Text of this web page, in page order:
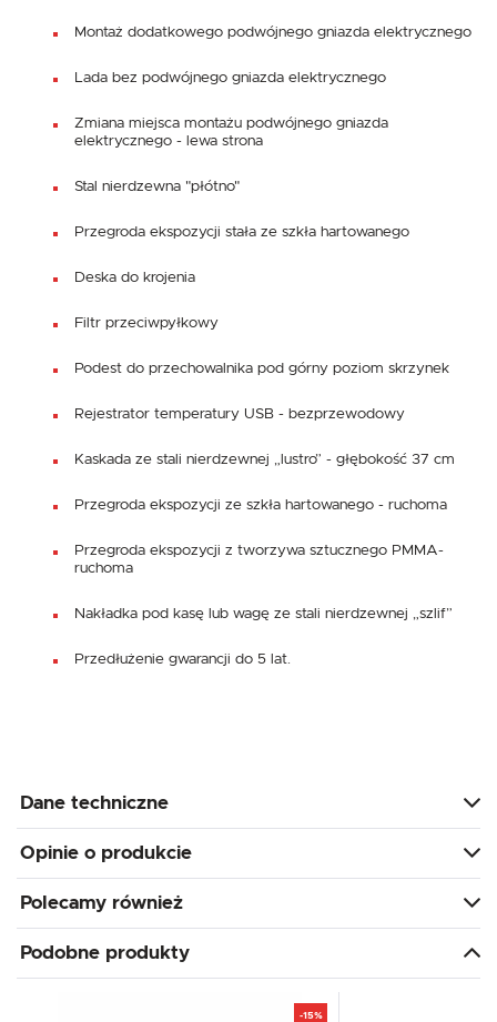
Montaż dodatkowego podwójnego gniazda elektrycznego
Lada bez podwójnego gniazda elektrycznego
Zmiana miejsca montażu podwójnego gniazda
elektrycznego - lewa strona
Stal nierdzewna "płótno"
Przegroda ekspozycji stała ze szkła hartowanego
Deska do krojenia
Filtr przeciwpyłkowy
Podest do przechowalnika pod górny poziom skrzynek
Rejestrator temperatury USB - bezprzewodowy
Kaskada ze stali nierdzewnej „lustro” - głębokość 37 cm
Przegroda ekspozycji ze szkła hartowanego - ruchoma
Przegroda ekspozycji z tworzywa sztucznego PMMA-
ruchoma
Nakładka pod kasę lub wagę ze stali nierdzewnej „szlif”
Przedłużenie gwarancji do 5 lat.
Dane techniczne
Opinie o produkcie
Polecamy również
Podobne produkty
-15%